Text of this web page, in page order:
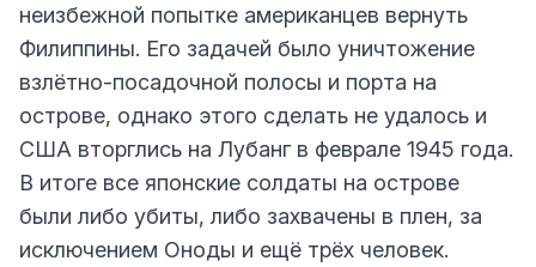
неизбежной попытке американцев вернуть
Филиппины. Его задачей было уничтожение
взлётно-посадочной полосы и порта на
острове, однако этого сделать не удалось и
США вторглись на Лубанг в феврале 1945 года.
В итоге все японские солдаты на острове
были либо убиты, либо захвачены в плен, за
исключением Оноды и ещё трёх человек.